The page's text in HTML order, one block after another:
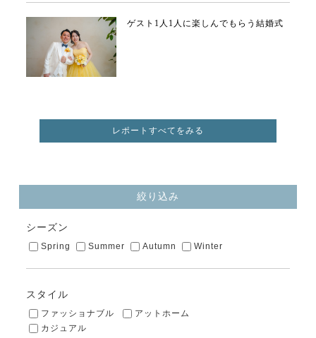
ゲスト1人1人に楽しんでもらう結婚式
レポートすべてをみる
絞り込み
シーズン
Spring Summer Autumn Winter
スタイル
ファッショナブル
アットホーム
カジュアル